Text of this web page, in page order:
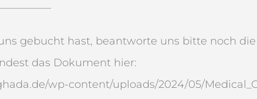
gebucht hast, beantworte uns bitte noch
das Dokument hier:
wp-content/uploads/2024/05/